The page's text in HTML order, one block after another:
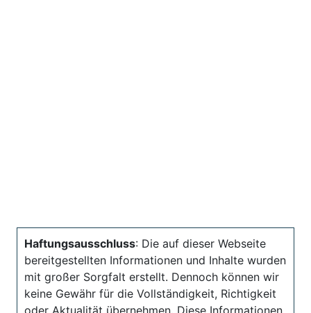
Haftungsausschluss: Die auf dieser Webseite
bereitgestellten Informationen und Inhalte wurden
mit großer Sorgfalt erstellt. Dennoch können wir
keine Gewähr für die Vollständigkeit, Richtigkeit
oder Aktualität übernehmen. Diese Informationen